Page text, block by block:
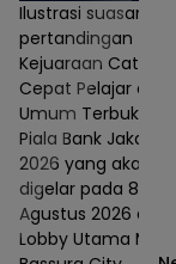
Ilustrasi suasana
pertandingan
Kejuaraan Catur
Cepat Pelajar dan
Umum Terbuka
Piala Bank Jakarta
2026 yang akan
digelar pada 8–9
Agustus 2026 di
Lobby Utama Mall